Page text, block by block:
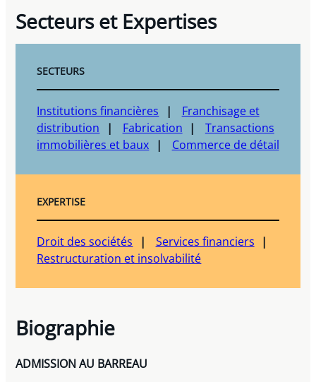
Secteurs et Expertises
SECTEURS
Institutions financières
Franchisage et
distribution
Fabrication
Transactions
immobilières et baux
Commerce de détail
EXPERTISE
Droit des sociétés
Services financiers
Restructuration et insolvabilité
Biographie
ADMISSION AU BARREAU